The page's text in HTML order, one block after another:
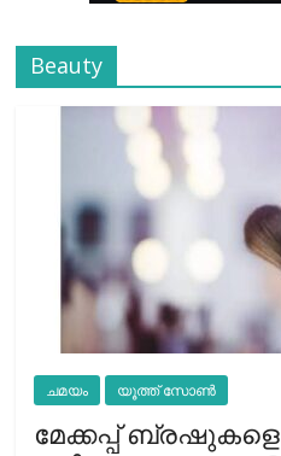
Beauty
ചമയം യൂത്ത് സോൺ
മേക്കപ്പ് ബ്രഷുകളെ